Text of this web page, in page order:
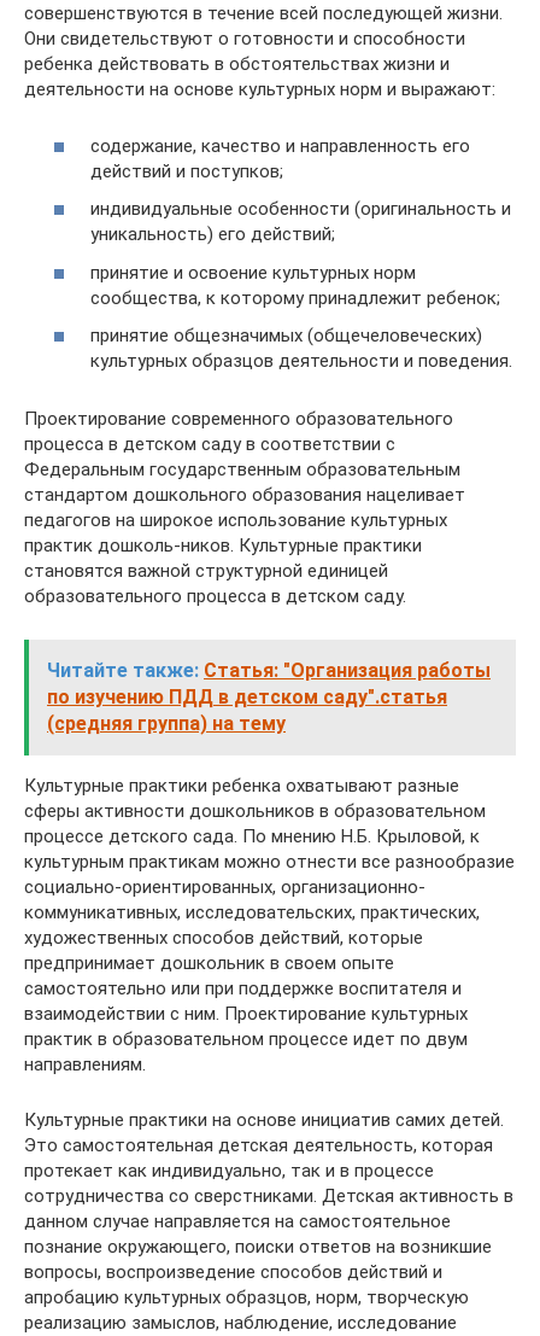
совершенствуются в течение всей последующей жизни.
Они свидетельствуют о готовности и способности
ребенка действовать в обстоятельствах жизни и
деятельности на основе культурных норм и выражают:
содержание, качество и направленность его
действий и поступков;
индивидуальные особенности (оригинальность и
уникальность) его действий;
принятие и освоение культурных норм
сообщества, к которому принадлежит ребенок;
принятие общезначимых (общечеловеческих)
культурных образцов деятельности и поведения.
Проектирование современного образовательного
процесса в детском саду в соответствии с
Федеральным государственным образовательным
стандартом дошкольного образования нацеливает
педагогов на широкое использование культурных
практик дошколь-ников. Культурные практики
становятся важной структурной единицей
образовательного процесса в детском саду.
Читайте также: Статья: "Организация работы
по изучению ПДД в детском саду".статья
(средняя группа) на тему
Культурные практики ребенка охватывают разные
сферы активности дошкольников в образовательном
процессе детского сада. По мнению Н.Б. Крыловой, к
культурным практикам можно отнести все разнообразие
социально-ориентированных, организационно-
коммуникативных, исследовательских, практических,
художественных способов действий, которые
предпринимает дошкольник в своем опыте
самостоятельно или при поддержке воспитателя и
взаимодействии с ним. Проектирование культурных
практик в образовательном процессе идет по двум
направлениям.
Культурные практики на основе инициатив самих детей.
Это самостоятельная детская деятельность, которая
протекает как индивидуально, так и в процессе
сотрудничества со сверстниками. Детская активность в
данном случае направляется на самостоятельное
познание окружающего, поиски ответов на возникшие
вопросы, воспроизведение способов действий и
апробацию культурных образцов, норм, творческую
реализацию замыслов, наблюдение, исследование